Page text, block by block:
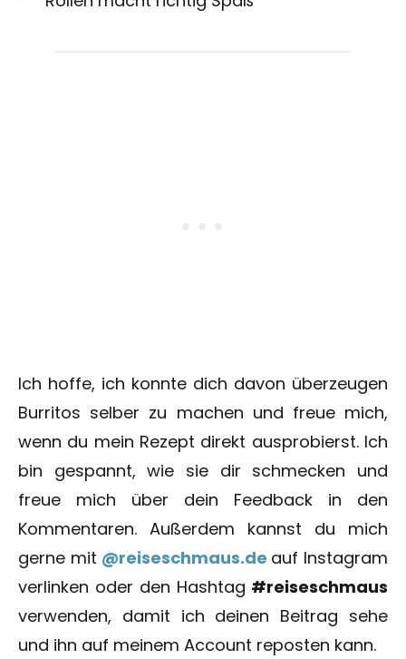
Ich hoffe, ich konnte dich davon überzeugen
Burritos selber zu machen und freue mich,
wenn du mein Rezept direkt ausprobierst. Ich
bin gespannt, wie sie dir schmecken und
freue mich über dein Feedback in den
Kommentaren. Außerdem kannst du mich
gerne mit @reiseschmaus.de auf Instagram
verlinken oder den Hashtag #reiseschmaus
verwenden, damit ich deinen Beitrag sehe
und ihn auf meinem Account reposten kann.